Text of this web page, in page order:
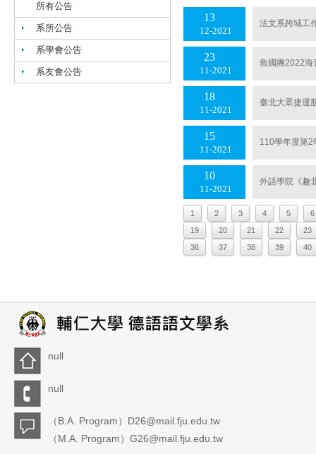
所有公告
系所公告
系學會公告
系友會公告
12 2021
13 法文系跨域工
11 2021
23 救國團2022海
11 2021
18 臺北大眾捷運
11 2021
15 110學年度第2
11 2021
10 外語學院《趣
1 2 3 4 5
6
19
20 21 22
23
36
37 38 39 40
null
null
（B.A. Program）D26@mail.fju.edu.tw
（M.A. Program）G26@mail.fju.edu.tw